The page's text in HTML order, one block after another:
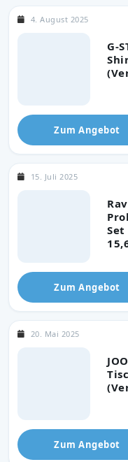
G-
4. August 2025
Zum Angebot
15. Juli 2025
Zum Angebot
20. Mai 2025
Zum Angebot